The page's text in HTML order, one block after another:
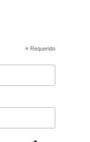
* Requerido